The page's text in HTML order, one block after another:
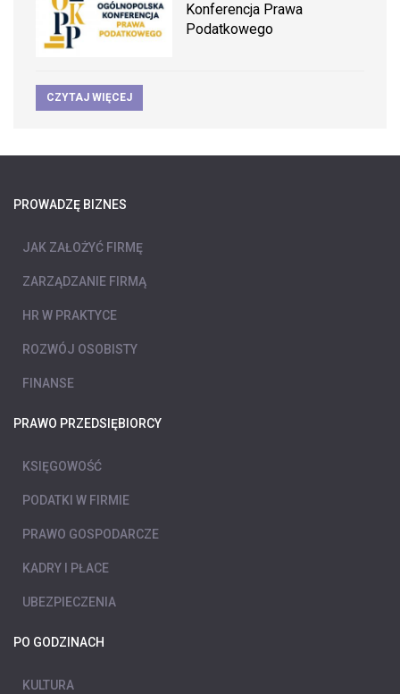
Konferencja Prawa
Podatkowego
CZYTAJ WIĘCEJ
PROWADZĘ BIZNES
JAK ZAŁOŻYĆ FIRMĘ
ZARZĄDZANIE FIRMĄ
HR W PRAKTYCE
ROZWÓJ OSOBISTY
FINANSE
PRAWO PRZEDSIĘBIORCY
KSIĘGOWOŚĆ
PODATKI W FIRMIE
PRAWO GOSPODARCZE
KADRY I PŁACE
UBEZPIECZENIA
PO GODZINACH
KULTURA